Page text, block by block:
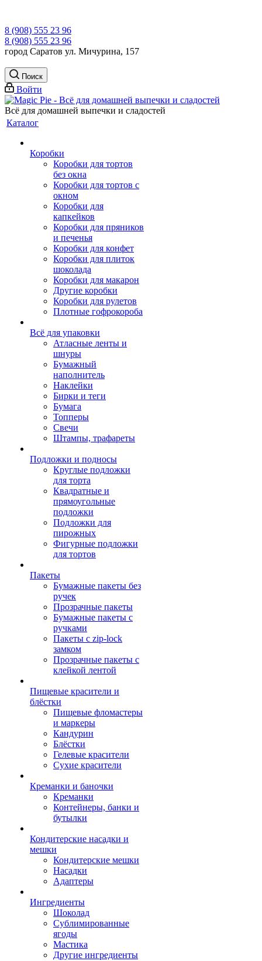
8 (908) 555 23 96
8 (908) 555 23 96
город Саратов ул. Мичурина, 157
Поиск
Войти
Всё для домашней выпечки и сладостей
Каталог
Коробки
Коробки для тортов
без окна
Коробки для тортов с
окном
Коробки для
капкейков
Коробки для пряников
и печенья
Коробки для конфет
Коробки для плиток
шоколада
Коробки для макарон
Другие коробки
Коробки для рулетов
Плотные гофрокороба
Всё для упаковки
Атласные ленты и
шнуры
Бумажный
наполнитель
Наклейки
Бирки и теги
Бумага
Топперы
Свечи
Штампы, трафареты
Подложки и подносы
Круглые подложки
для торта
Квадратные и
прямоугольные
подложки
Подложки для
пирожных
Фигурные подложки
для тортов
Пакеты
Бумажные пакеты без
ручек
Прозрачные пакеты
Бумажные пакеты с
ручками
Пакеты с zip-lock
замком
Прозрачные пакеты с
клейкой лентой
Пищевые красители и
блёстки
Пищевые фломастеры
и маркеры
Кандурин
Блёстки
Гелевые красители
Сухие красители
Креманки и баночки
Креманки
Контейнеры, банки и
бутылки
Кондитерские насадки и
мешки
Кондитерские мешки
Насадки
Адаптеры
Ингредиенты
Шоколад
Сублимированные
ягоды
Мастика
Другие ингредиенты